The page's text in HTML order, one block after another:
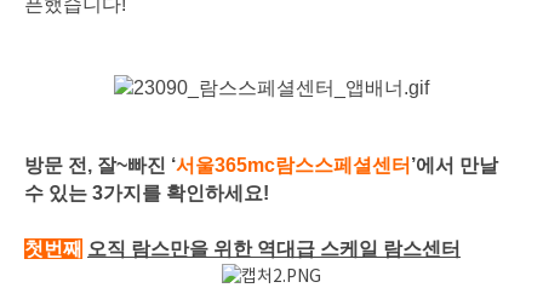
픈했습니다!
방문 전, 잘~빠진 ‘서울365mc람스스페셜센터 ’에서 만날
수 있는 3가지를 확인하세요!
첫번째 오직 람스만을 위한 역대급 스케일 람스센터